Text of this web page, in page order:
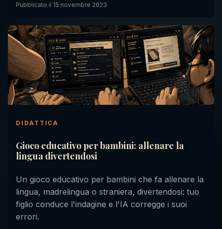
Pubblicato il 15 novembre 2023
DIDATTICA
Gioco educativo per bambini: allenare la
lingua divertendosi
Un gioco educativo per bambini che fa allenare la
lingua, madrelingua o straniera, divertendosi: tuo
figlio conduce l'indagine e l'IA corregge i suoi
errori.